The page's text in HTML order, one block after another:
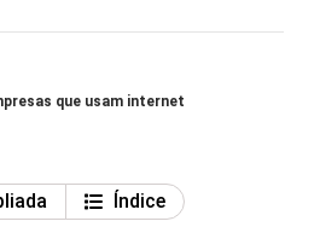
que usam internet
Índice